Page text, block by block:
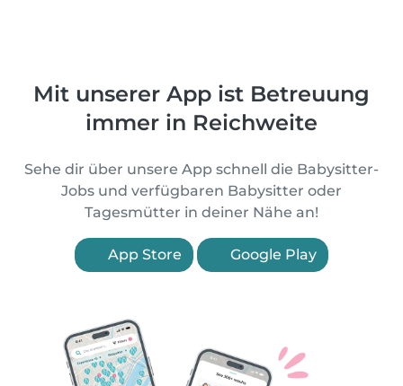
Mit unserer App ist Betreuung
immer in Reichweite
Sehe dir über unsere App schnell die Babysitter-
Jobs und verfügbaren Babysitter oder
Tagesmütter in deiner Nähe an!
App Store Google Play